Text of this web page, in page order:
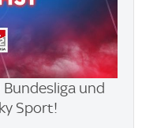
und
Sport!